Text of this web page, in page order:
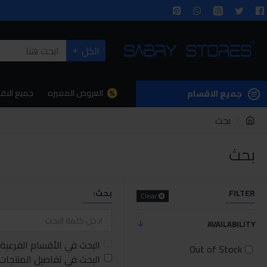
الكل
جميع الاقسام العروض المميزه جميع
بحث
بحث
FILTER
Clear
AVAILABILITY
Out of Stock
بحث:
البحث في الأقسام الفرعية
البحث في تفاصيل